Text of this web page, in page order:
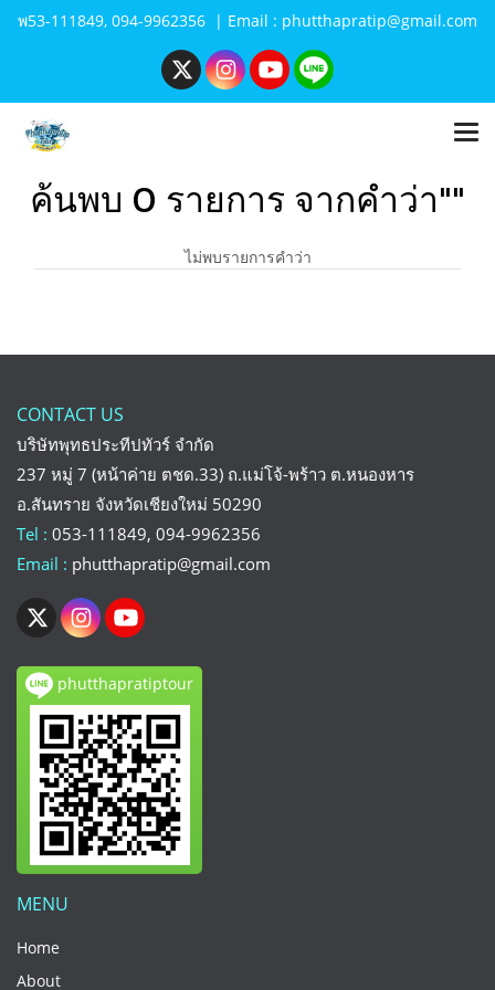
พ53-111849, 094-9962356 | Email : phutthapratip@gmail.com
ค้นพบ 0 รายการ จากคำว่า""
ไม่พบรายการคำว่า
CONTACT US
บริษัทพุทธประทีปทัวร์ จำกัด
237 หมู่ 7 (หน้าค่าย ตชด.33) ถ.แม่โจ้-พร้าว ต.หนองหาร
อ.สันทราย จังหวัดเชียงใหม่ 50290
Tel : 053-111849, 094-9962356
Email : phutthapratip@gmail.com
phutthapratiptour
MENU
Home
About